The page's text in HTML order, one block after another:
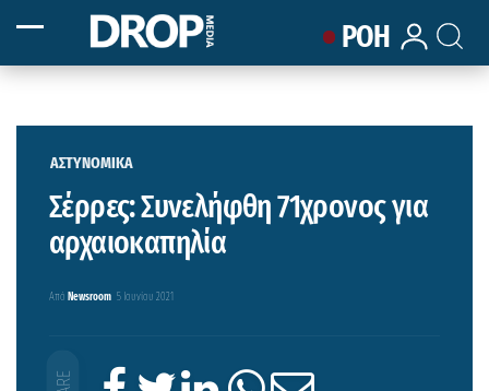
ΡΟΗ
ΑΣΤΥΝΟΜΙΚΑ
Σέρρες: Συνελήφθη 71χρονος για
αρχαιοκαπηλία
Από Newsroom 5 Ιουνίου 2021